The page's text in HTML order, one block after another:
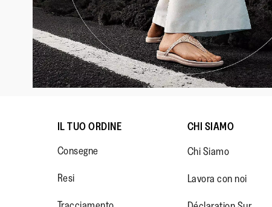
IL TUO ORDINE
Consegne
Resi
CHI SIAMO
Chi Siamo
Lavora con noi